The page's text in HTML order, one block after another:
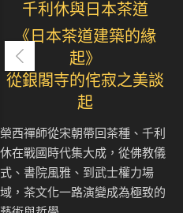
千利休與日本茶道
《日本茶道建築的緣
起》
從銀閣寺的侘寂之美談
起
榮西禪師從宋朝帶回茶種、千利
休在戰國時代集大成，從佛教儀
式、書院風雅、到武士權力場
域，茶文化一路演變成為極致的